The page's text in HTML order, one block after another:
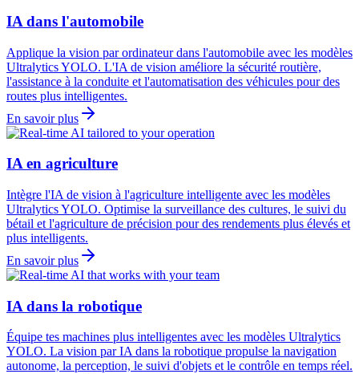
IA dans l'automobile
Applique la vision par ordinateur dans l'automobile avec les modèles
Ultralytics YOLO. L'IA de vision améliore la sécurité routière,
l'assistance à la conduite et l'automatisation des véhicules pour des
routes plus intelligentes.
En savoir plus
IA en agriculture
Intègre l'IA de vision à l'agriculture intelligente avec les modèles
Ultralytics YOLO. Optimise la surveillance des cultures, le suivi du
bétail et l'agriculture de précision pour des rendements plus élevés et
plus intelligents.
En savoir plus
IA dans la robotique
Équipe tes machines plus intelligentes avec les modèles Ultralytics
YOLO. La vision par IA dans la robotique propulse la navigation
autonome, la perception, le suivi d'objets et le contrôle en temps réel.